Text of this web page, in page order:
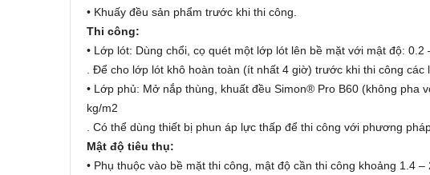
• Khuấy đều sản phẩm trước khi thi công.
Thi công:
• Lớp lót: Dùng chổi, cọ quét một lớp lót lên bề mặt với mật độ: 0.2
. Để cho lớp lót khô hoàn toàn (ít nhất 4 giờ) trước khi thi công các
• Lớp phủ: Mở nắp thùng, khuất đều Simon® Pro B60 (không
kg/m2
. Có thể dùng thiết bị phun áp lực thấp để thi công với phương
Mật độ tiêu thụ:
• Phụ thuộc vào bề mặt thi công, mật độ cần thi công khoảng 1.4